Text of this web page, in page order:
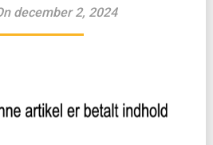
december 2, 2024